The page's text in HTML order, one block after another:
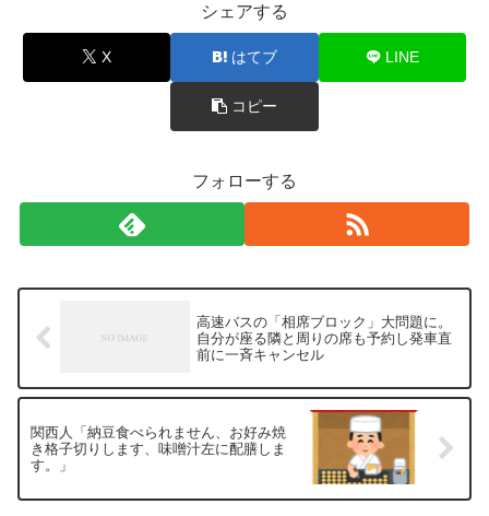
シェアする
X はてブ LINE
コピー
フォローする
高速バスの「相席ブロック」大問題に。
自分が座る隣と周りの席も予約し発車直
前に一斉キャンセル
関西人「納豆食べられません、お好み焼
き格子切りします、味噌汁左に配膳しま
す。」